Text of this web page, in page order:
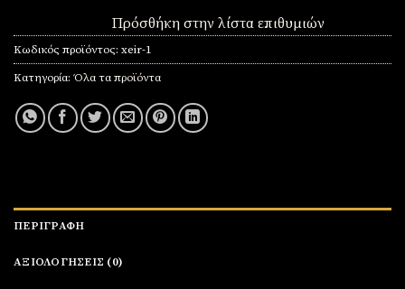
Πρόσθήκη στην λίστα επιθυμιών
Κωδικός προϊόντος: xeir-1
Κατηγορία: Όλα τα προϊόντα
ΠΕΡΙΓΡΑΦΉ
ΑΞΙΟΛΟΓΉΣΕΙΣ (0)